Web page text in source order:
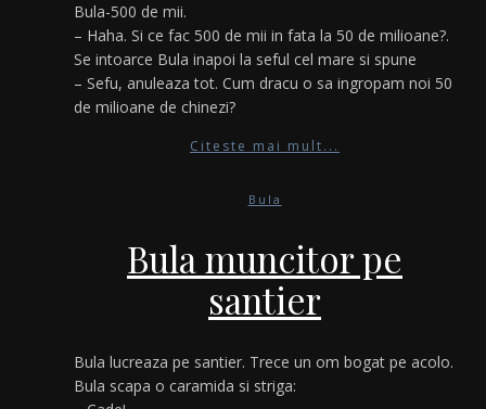
Bula-500 de mii.
– Haha. Si ce fac 500 de mii in fata la 50 de milioane?.
Se intoarce Bula inapoi la seful cel mare si spune
– Sefu, anuleaza tot. Cum dracu o sa ingropam noi 50
de milioane de chinezi?
Citeste mai mult...
Bula
Bula muncitor pe
santier
Bula lucreaza pe santier. Trece un om bogat pe acolo.
Bula scapa o caramida si striga: